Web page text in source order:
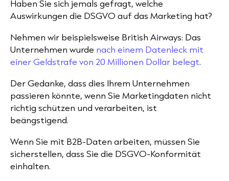
Haben Sie sich jemals gefragt, welche
Auswirkungen die DSGVO auf das Marketing hat?
Nehmen wir beispielsweise British Airways: Das
Unternehmen wurde nach einem Datenleck mit
einer Geldstrafe von 20 Millionen Dollar belegt.
Der Gedanke, dass dies Ihrem Unternehmen
passieren könnte, wenn Sie Marketingdaten nicht
richtig schützen und verarbeiten, ist
beängstigend.
Wenn Sie mit B2B-Daten arbeiten, müssen Sie
sicherstellen, dass Sie die DSGVO-Konformität
einhalten.